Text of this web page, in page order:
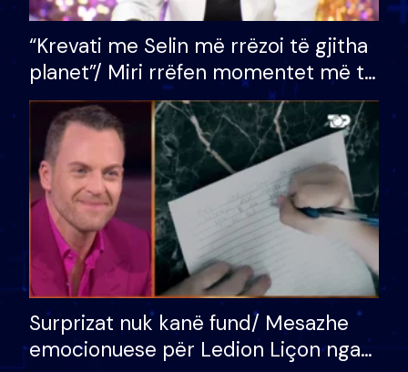
“Krevati me Selin më rrëzoi të gjitha
planet”/ Miri rrëfen momentet më të
bukura në shtëpinë e BB VIP: Do më
mungojë zilja e mëngjesit kur…
Surprizat nuk kanë fund/ Mesazhe
emocionuese për Ledion Liçon nga